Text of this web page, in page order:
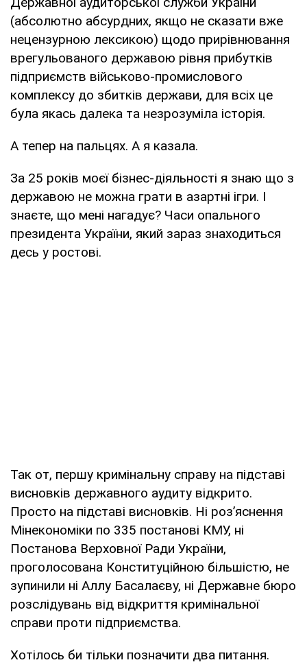
(абсолютно абсурдних, якщо не сказати вже
нецензурною лексикою) щодо прирівнювання
врегульованого державою рівня прибутків
підприємств військово-промислового
комплексу до збитків держави, для всіх це
була якась далека та незрозуміла історія.
А тепер на пальцях. А я казала.
За 25 років моєї бізнес-діяльності я знаю що з
державою не можна грати в азартні ігри. І
знаєте, що мені нагадує? Часи опального
президента України, який зараз знаходиться
десь у ростові.
Так от, першу кримінальну справу на підставі
висновків державного аудиту відкрито.
Просто на підставі висновків. Ні розʼяснення
Мінекономіки по 335 постанові КМУ, ні
Постанова Верховної Ради України,
проголосована Конституційною більшістю, не
зупинили ні Аллу Басалаєву, ні Державне бюро
розслідувань від відкриття кримінальної
справи проти підприємства.
Хотілось би тільки позначити два питання.